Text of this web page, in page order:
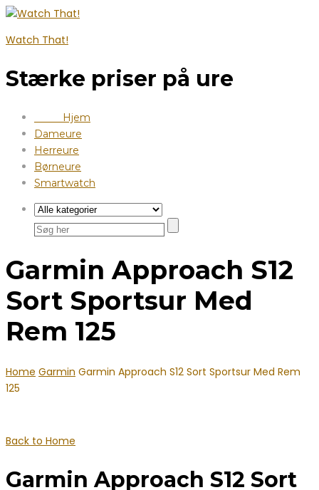
Watch That!
Stærke priser på ure
Hjem
Dameure
Herreure
Børneure
Smartwatch
Garmin Approach S12
Sort Sportsur Med
Rem 125
Home Garmin Garmin Approach S12 Sort Sportsur Med Rem
125
Back to Home
Garmin Approach S12 Sort